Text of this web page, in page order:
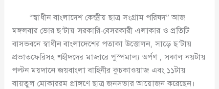
“স্বাধীন বাংলাদেশ কেন্দ্রীয় ছাত্র সংগ্রাম পরিষদ” আজ
মঙ্গলবার ভোর ছ’টায় সরকারি-বেসরকারী এলাকার ও প্রতিটি
বাসভবনে স্বাধীন বাংলাদেশের পতাকা উত্তোলন, সাড়ে ছ’টায়
প্রভাতফেরিসহ শহীদদের মাজারে পুস্পমাল্য অর্পণ , সকাল নয়টায়
পল্টন ময়দানে জয়বাংলা বাহিনীর কুচকাওয়াজ এবং ১১টায়
বায়তুল মোকাররম প্রাঙ্গণে ছাত্র জনসভার আয়োজন করেছেন।